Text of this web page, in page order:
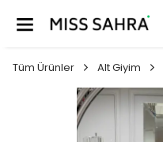
Tüm Ürünler Alt Giyim